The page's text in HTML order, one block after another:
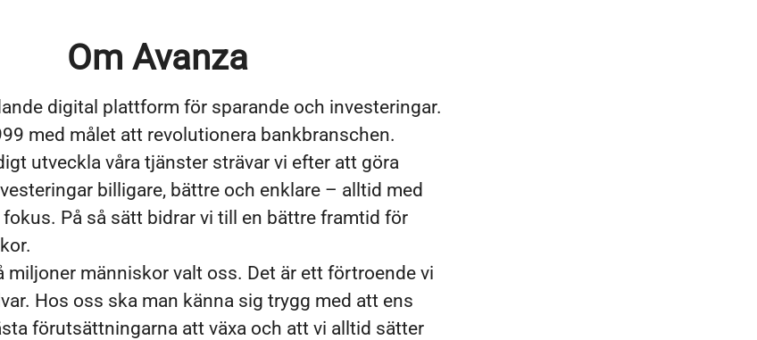
Om Avanza
digital plattform för sparande och investeringar.
med målet att revolutionera bankbranschen.
utveckla våra tjänster strävar vi efter att göra
billigare, bättre och enklare – alltid med
På så sätt bidrar vi till en bättre framtid för
miljoner människor valt oss. Det är ett förtroende vi
Hos oss ska man känna sig trygg med att ens
förutsättningarna att växa och att vi alltid sätter